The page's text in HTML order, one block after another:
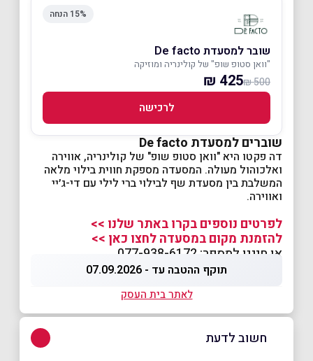
15% הנחה
שובר למסעדת De facto
"וואן סטופ שופ" של קולינריה ומוזיקה
500 ₪
425 ₪
לרכישה
שוברים למסעדת De facto
דה פקטו היא "וואן סטופ שופ" של קולינריה, אווירה
ואלכוהול מעולה. המסעדה מספקת חווית בילוי מלאה
המשלבת בין מסעדת שף לבילוי ברי לילי עם די-ג׳יי
ואווירה.
לפרטים נוספים בקרו באתר שלנו >>
להזמנת מקום במסעדה לחצו כאן >>
או חייגו למספר: 077-938-6172
תוקף ההטבה עד - 07.09.2026
לאתר בית העסק
חשוב לדעת